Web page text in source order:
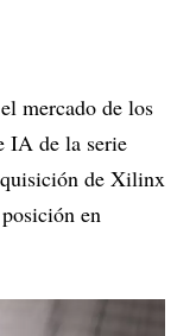
mercado de los
IA de la serie
de Xilinx
en